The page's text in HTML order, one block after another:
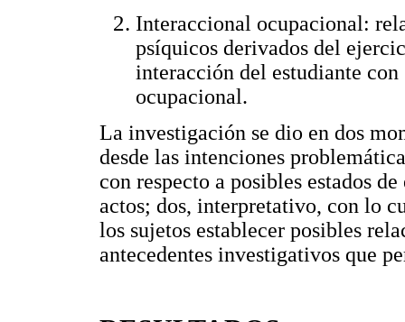
Interaccional ocupacional:
psíquicos derivados del
interacción del estudiante
ocupacional.
La investigación se dio en dos
desde las intenciones
con respecto a posibles estados
actos; dos, interpretativo, con lo
los sujetos establecer posibles
antecedentes investigativos que